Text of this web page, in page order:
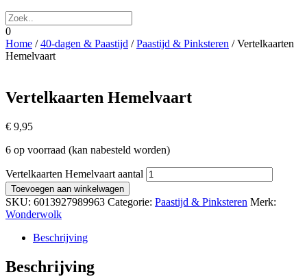
0
Home /40-dagen & Paastijd /Paastijd & Pinksteren / Vertelkaarten
Hemelvaart
Vertelkaarten Hemelvaart
€ 9,95
6 op voorraad (kan nabesteld worden)
Vertelkaarten Hemelvaart aantal
Toevoegen aan winkelwagen
SKU: 6013927989963 Categorie: Paastijd & Pinksteren Merk:
Wonderwolk
Beschrijving
Beschrijving